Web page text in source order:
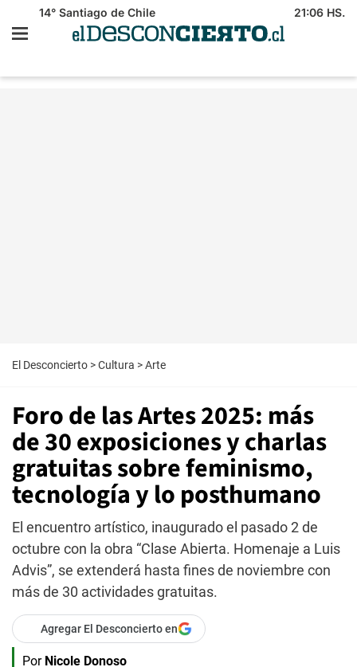
14° Santiago de Chile 21:06 HS.
El Desconcierto >Cultura >Arte
Foro de las Artes 2025: más
de 30 exposiciones y charlas
gratuitas sobre feminismo,
tecnología y lo posthumano
El encuentro artístico, inaugurado el pasado 2 de
octubre con la obra “Clase Abierta. Homenaje a Luis
Advis”, se extenderá hasta fines de noviembre con
más de 30 actividades gratuitas.
Agregar El Desconcierto en
Por Nicole Donoso